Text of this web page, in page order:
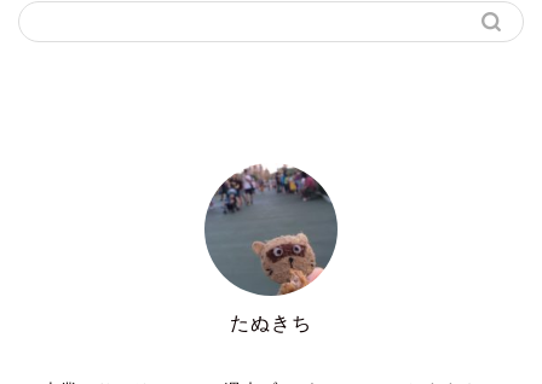
たぬきち